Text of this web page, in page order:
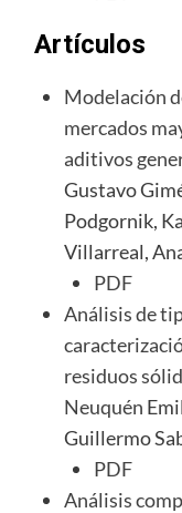
Artículos
Modelación
mercados
aditivos
Gustavo
Podgornik,
Villarreal,
PDF
Análisis de
residuos
Neuquén
Guillermo
PDF
Análisis